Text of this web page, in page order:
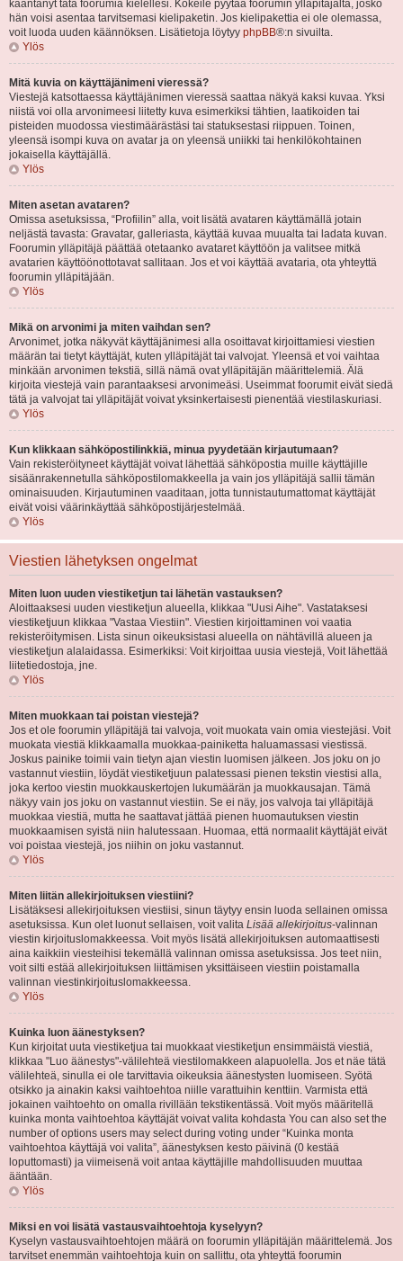
kääntänyt tätä foorumia kielellesi. Kokeile pyytää foorumin ylläpitäjältä, josko
hän voisi asentaa tarvitsemasi kielipaketin. Jos kielipakettia ei ole olemassa,
voit luoda uuden käännöksen. Lisätietoja löytyy phpBB®:n sivuilta.
Ylös
Mitä kuvia on käyttäjänimeni vieressä?
Viestejä katsottaessa käyttäjänimen vieressä saattaa näkyä kaksi kuvaa. Yksi
niistä voi olla arvonimeesi liitetty kuva esimerkiksi tähtien, laatikoiden tai
pisteiden muodossa viestimäärästäsi tai statuksestasi riippuen. Toinen,
yleensä isompi kuva on avatar ja on yleensä uniikki tai henkilökohtainen
jokaisella käyttäjällä.
Ylös
Miten asetan avataren?
Omissa asetuksissa, “Profiilin” alla, voit lisätä avataren käyttämällä jotain
neljästä tavasta: Gravatar, galleriasta, käyttää kuvaa muualta tai ladata kuvan.
Foorumin ylläpitäjä päättää otetaanko avataret käyttöön ja valitsee mitkä
avatarien käyttöönottotavat sallitaan. Jos et voi käyttää avataria, ota yhteyttä
foorumin ylläpitäjään.
Ylös
Mikä on arvonimi ja miten vaihdan sen?
Arvonimet, jotka näkyvät käyttäjänimesi alla osoittavat kirjoittamiesi viestien
määrän tai tietyt käyttäjät, kuten ylläpitäjät tai valvojat. Yleensä et voi vaihtaa
minkään arvonimen tekstiä, sillä nämä ovat ylläpitäjän määrittelemiä. Älä
kirjoita viestejä vain parantaaksesi arvonimeäsi. Useimmat foorumit eivät siedä
tätä ja valvojat tai ylläpitäjät voivat yksinkertaisesti pienentää viestilaskuriasi.
Ylös
Kun klikkaan sähköpostilinkkiä, minua pyydetään kirjautumaan?
Vain rekisteröityneet käyttäjät voivat lähettää sähköpostia muille käyttäjille
sisäänrakennetulla sähköpostilomakkeella ja vain jos ylläpitäjä sallii tämän
ominaisuuden. Kirjautuminen vaaditaan, jotta tunnistautumattomat käyttäjät
eivät voisi väärinkäyttää sähköpostijärjestelmää.
Ylös
Viestien lähetyksen ongelmat
Miten luon uuden viestiketjun tai lähetän vastauksen?
Aloittaaksesi uuden viestiketjun alueella, klikkaa "Uusi Aihe". Vastataksesi
viestiketjuun klikkaa "Vastaa Viestiin". Viestien kirjoittaminen voi vaatia
rekisteröitymisen. Lista sinun oikeuksistasi alueella on nähtävillä alueen ja
viestiketjun alalaidassa. Esimerkiksi: Voit kirjoittaa uusia viestejä, Voit lähettää
liitetiedostoja, jne.
Ylös
Miten muokkaan tai poistan viestejä?
Jos et ole foorumin ylläpitäjä tai valvoja, voit muokata vain omia viestejäsi. Voit
muokata viestiä klikkaamalla muokkaa-painiketta haluamassasi viestissä.
Joskus painike toimii vain tietyn ajan viestin luomisen jälkeen. Jos joku on jo
vastannut viestiin, löydät viestiketjuun palatessasi pienen tekstin viestisi alla,
joka kertoo viestin muokkauskertojen lukumäärän ja muokkausajan. Tämä
näkyy vain jos joku on vastannut viestiin. Se ei näy, jos valvoja tai ylläpitäjä
muokkaa viestiä, mutta he saattavat jättää pienen huomautuksen viestin
muokkaamisen syistä niin halutessaan. Huomaa, että normaalit käyttäjät eivät
voi poistaa viestejä, jos niihin on joku vastannut.
Ylös
Miten liitän allekirjoituksen viestiini?
Lisätäksesi allekirjoituksen viestiisi, sinun täytyy ensin luoda sellainen omissa
asetuksissa. Kun olet luonut sellaisen, voit valita Lisää allekirjoitus-valinnan
viestin kirjoituslomakkeessa. Voit myös lisätä allekirjoituksen automaattisesti
aina kaikkiin viesteihisi tekemällä valinnan omissa asetuksissa. Jos teet niin,
voit silti estää allekirjoituksen liittämisen yksittäiseen viestiin poistamalla
valinnan viestinkirjoituslomakkeessa.
Ylös
Kuinka luon äänestyksen?
Kun kirjoitat uuta viestiketjua tai muokkaat viestiketjun ensimmäistä viestiä,
klikkaa "Luo äänestys"-välilehteä viestilomakkeen alapuolella. Jos et näe tätä
välilehteä, sinulla ei ole tarvittavia oikeuksia äänestysten luomiseen. Syötä
otsikko ja ainakin kaksi vaihtoehtoa niille varattuihin kenttiin. Varmista että
jokainen vaihtoehto on omalla rivillään tekstikentässä. Voit myös määritellä
kuinka monta vaihtoehtoa käyttäjät voivat valita kohdasta You can also set the
number of options users may select during voting under “Kuinka monta
vaihtoehtoa käyttäjä voi valita”, äänestyksen kesto päivinä (0 kestää
loputtomasti) ja viimeisenä voit antaa käyttäjille mahdollisuuden muuttaa
ääntään.
Ylös
Miksi en voi lisätä vastausvaihtoehtoja kyselyyn?
Kyselyn vastausvaihtoehtojen määrä on foorumin ylläpitäjän määrittelemä. Jos
tarvitset enemmän vaihtoehtoja kuin on sallittu, ota yhteyttä foorumin